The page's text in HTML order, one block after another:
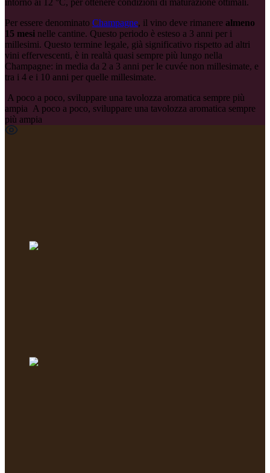
Per essere denominato Champagne, il vino deve rimanere almeno
15 mesi nelle cantine. Questo periodo è esteso a 3 anni per i
millesimi. Questo termine legale, già significativo rispetto ad altri
vini effervescenti, è in realtà quasi sempre più lungo nella
Champagne: in media da 2 a 3 anni per le cuvée non millesimate, e
tra i 4 e i 10 anni per quelle millesimate.
A poco a poco, sviluppare una tavolozza aromatica sempre più
ampia
A poco a poco, sviluppare una tavolozza aromatica sempre
più ampia